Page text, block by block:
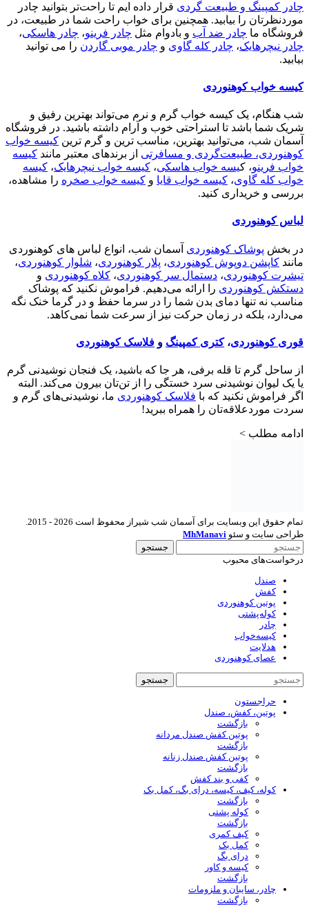
چادر کمپینگ و طبیعت گردی قرار داده ایم تا راحت‌تر بتوانید چادر
موردنظرتان را بیابید. همچنین برای خواب راحت شما در طبیعت، در
فروشگاه ما چادر ضد آب و بادوام مثل چادر فرینو، چادر هاسکی،
چادر نیچرهایک، چادر کله گاوی و چادر موبی گاردن را می توانید
بیابید.
کیسه خواب کوهنوردی
شب هنگام، یک کیسه خواب گرم و نرم می‌تواند بهترین رفیق و
شریک شما باشد تا استراحتی خوب و آرام داشته باشید. در فروشگاه
آسمان شب، می‌توانید بهترین، مناسب ترین و گرم ترین کیسه خواب
کوهنوردی، طبیعت‌گردی و مسافرتی از برندهای معتبر مانند کیسه
خواب فرینو، کیسه خواب هاسکی، کیسه خواب نیچرهایک، کیسه
خواب کله گاوی، کیسه خواب قایا و کیسه خواب صخره را مشاهده،
بررسی و خریداری کنید.
لباس کوهنوردی
در بخش پوشاک کوهنوردی آسمان شب، انواع لباس های کوهنوردی
مانند کاپشن دوپوش کوهنوردی، پلار کوهنوردی، شلوار کوهنوردی،
تیشرت کوهنوردی، دستمال سر کوهنوردی، کلاه کوهنوردی و
دستکش کوهنوردی را ارائه می‌دهیم. فراموش نکنید که پوشاک
مناسب نه تنها دمای بدن شما را در سرما حفظ و در گرما خنک نگه
می‌دارد، بلکه در زمان حرکت نیز از سرعت شما نمی‌کاهد.
قوری کوهنوردی،کتری کمپینگ و فلاسک کوهنوردی
از ساحل گرم تا قله برفی، هر جا که باشید، یک فنجان نوشیدنی گرم
یا یک لیوان نوشیدنی سرد خستگی را از تن‌تان بیرون می‌کند. البته
اگر فراموش نکنید که با فلاسک کوهنوردی ما، نوشیدنی‌های گرم و
سردت موردعلاقه‌تان را همراه ببرید!
ادامه مطلب >
تمام حقوق این وبسایت برای آسمان شب شیراز محفوظ است 2026 - 2015.
طراحی سایت و سئو MhManavi
جستجو
درخواست‌های محبوب
صندل
کفش
پوتین کوهنوردی
کوله‌پشتی
چادر
کیسه‌خواب
هدلایت
عصای کوهنوردی
جستجو
حراجستون
پوتین، کفش، صندل
بازگشت
پوتین کفش صندل مردانه
بازگشت
پوتین کفش صندل زنانه
بازگشت
کفی و بند کفش
کوله، کیف، کیسه، درای بگ، کمل بک
بازگشت
کوله پشتی
بازگشت
کیف کمری
کمل بک
درای بگ
کیسه و کاور
بازگشت
چادر، سایبان و ملزومات
بازگشت